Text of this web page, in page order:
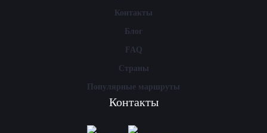
Контакты
Блог
FAQ
Страны
Популярные маршруты
Контакты